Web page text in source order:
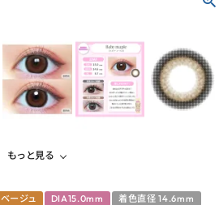
もっと見る
ベージュ DIA15.0mm
着色直径 14.6mm